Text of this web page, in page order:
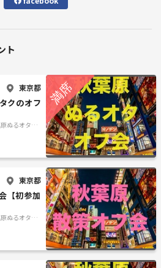
定）
） 禁煙です！ 吸う方は別の所を用意す
個別で開催前３日辺りにメッセージさ
下さい！( ・∇・)
ト
東京都
クのオフ
ぬるオタオ
東京都
【初参加
ぬるオタオ